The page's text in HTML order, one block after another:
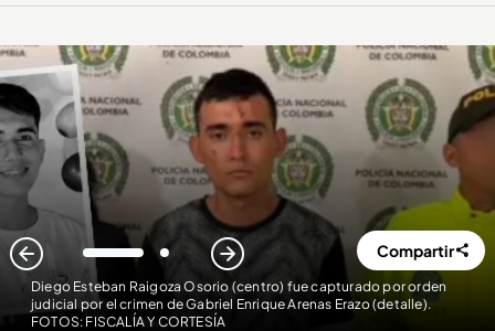
Diego Esteban Raigoza Osorio (centro) fue capturado por orden
judicial por el crimen de Gabriel Enrique Arenas Erazo (detalle).
FOTOS: FISCALÍA Y CORTESÍA
1 2 Compartir